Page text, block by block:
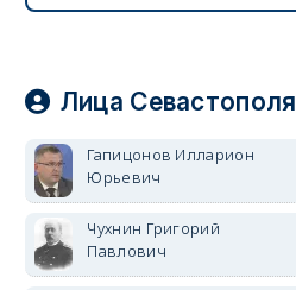
Лица Севастополя
Гапицонов Илларион
Юрьевич
Чухнин Григорий
Павлович